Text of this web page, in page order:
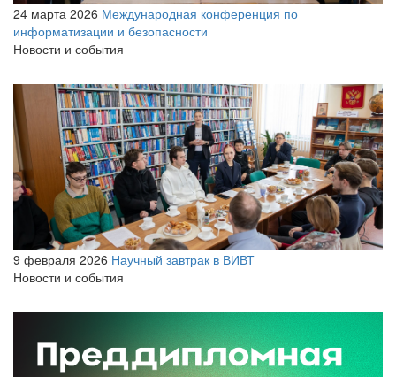
24 марта 2026 Международная конференция по
информатизации и безопасности
Новости и события
9 февраля 2026 Научный завтрак в ВИВТ
Новости и события